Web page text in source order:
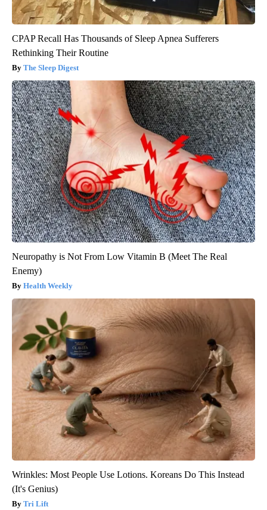
CPAP Recall Has Thousands of Sleep Apnea Sufferers
Rethinking Their Routine
The Sleep Digest
Neuropathy is Not From Low Vitamin B (Meet The Real
Enemy)
Health Weekly
Wrinkles: Most People Use Lotions. Koreans Do This Instead
(It's Genius)
Tri Lift